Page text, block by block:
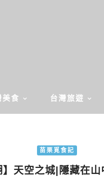
美食 台灣旅遊
苗栗覓食記
】天空之城|隱藏在